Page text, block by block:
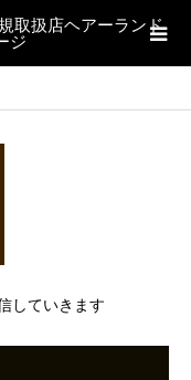
取扱店ヘアーランド
ジ
していきます